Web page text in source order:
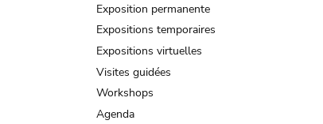
Exposition permanente
Expositions temporaires
Expositions virtuelles
Visites guidées
Workshops
Agenda